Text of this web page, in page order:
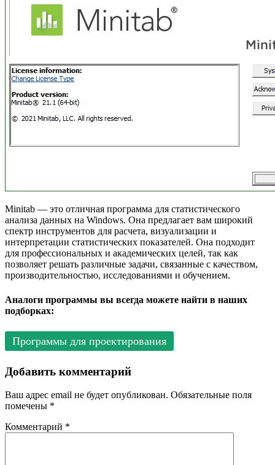
Minitab — это отличная программа для статистического
анализа данных на Windows. Она предлагает вам широкий
спектр инструментов для расчета, визуализации и
интерпретации статистических показателей. Она подходит
для профессиональных и академических целей, так как
позволяет решать различные задачи, связанные с качеством,
производительностью, исследованиями и обучением.
Аналоги программы вы всегда можете найти в наших
подборках:
Программы для проектирования
Добавить комментарий
Ваш адрес email не будет опубликован. Обязательные поля
помечены *
Комментарий *